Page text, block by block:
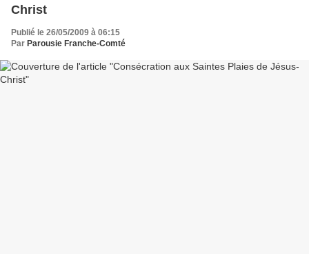
Christ
Publié le 26/05/2009 à 06:15
Par Parousie Franche-Comté